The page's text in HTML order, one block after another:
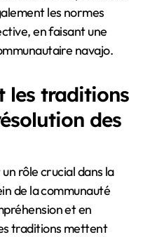
les normes
en faisant une
navajo.
les traditions
des
rôle crucial dans la
de la communauté
et en
traditions mettent